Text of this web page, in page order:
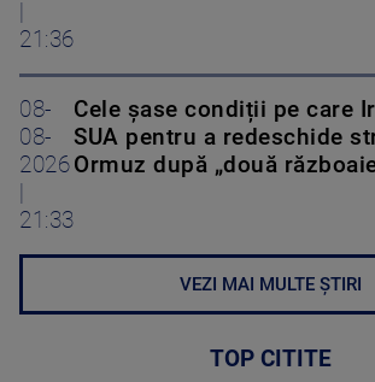
21:36
08-
08-
2026
21:33
Cele șase condiții pe care
SUA pentru a redeschide
Ormuz după „două
VEZI MAI MULTE ȘTIRI
TOP CITITE